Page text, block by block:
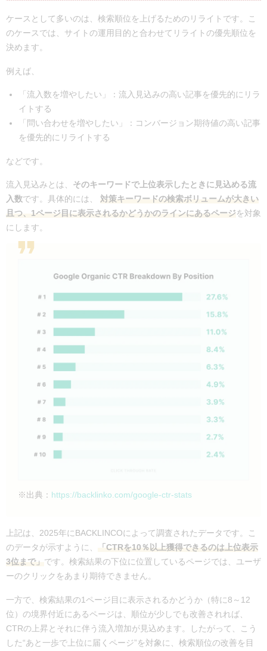
ケースとして多いのは、検索順位を上げるためのリライトです。こ
のケースでは、サイトの運用目的と合わせてリライトの優先順位を
決めます。
例えば、
「流入数を増やしたい」：流入見込みの高い記事を優先的にリラ
イトする
「問い合わせを増やしたい」：コンバージョン期待値の高い記事
を優先的にリライトする
などです。
流入見込みとは、 そのキーワードで上位表示したときに見込める流
入数です。具体的には、
対策キーワードの検索ボリュームが大きい
且つ、1ページ目に表示されるかどうかのラインにあるページを対象
にします。
※出典： https://backlinko.com/google-ctr-stats
上記は、2025年にBACKLINCOによって調査されたデータです。こ
のデータが示すように、
「CTRを10％以上獲得できるのは上位表示
3位まで」 です。検索結果の下位に位置しているページでは、ユーザ
ーのクリックをあまり期待できません。
一方で、検索結果の1ページ目に表示されるかどうか（特に8～12
位）の境界付近にあるページは、順位が少しでも改善されれば、
CTRの上昇とそれに伴う流入増加が見込めます。したがって、こう
した“あと一歩で上位に届くページ”を対象に、検索順位の改善を目